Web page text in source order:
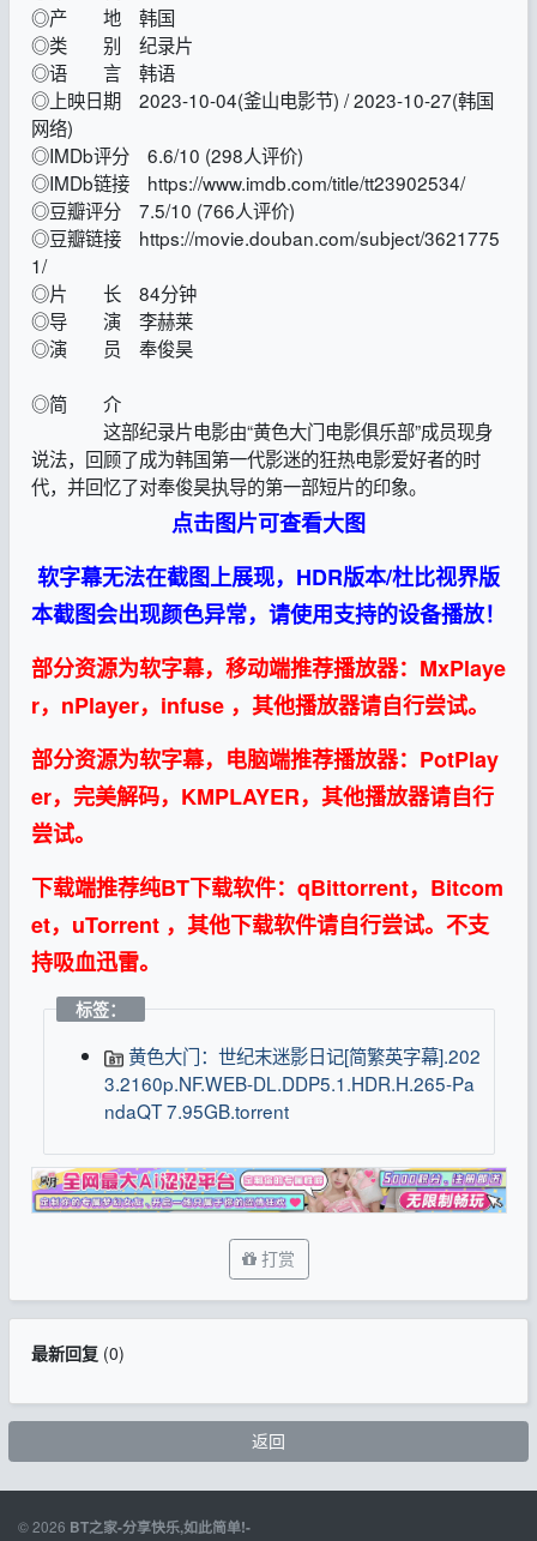
◎产 地 韩国
◎类 别 纪录片
◎语 言 韩语
◎上映日期 2023-10-04(釜山电影节) / 2023-10-27(韩国
网络)
◎IMDb评分 6.6/10 (298人评价)
◎IMDb链接 https://www.imdb.com/title/tt23902534/
◎豆瓣评分 7.5/10 (766人评价)
◎豆瓣链接 https://movie.douban.com/subject/3621775
1/
◎片 长 84分钟
◎导 演 李赫莱
◎演 员 奉俊昊
◎简 介
这部纪录片电影由“黄色大门电影俱乐部”成员现身
说法，回顾了成为韩国第一代影迷的狂热电影爱好者的时
代，并回忆了对奉俊昊执导的第一部短片的印象。
点击图片可查看大图
软字幕无法在截图上展现，HDR版本/杜比视界版
本截图会出现颜色异常，请使用支持的设备播放！
部分资源为软字幕，移动端推荐播放器：MxPlaye
r，nPlayer，infuse ，其他播放器请自行尝试。
部分资源为软字幕，电脑端推荐播放器：PotPlay
er，完美解码，KMPLAYER，其他播放器请自行
尝试。
下载端推荐纯BT下载软件：qBittorrent，Bitcom
et，uTorrent ，其他下载软件请自行尝试。不支
持吸血迅雷。
标签：
黄色大门：世纪末迷影日记[简繁英字幕].202
3.2160p.NF.WEB-DL.DDP5.1.HDR.H.265-Pa
ndaQT 7.95GB.torrent
打赏
最新回复(0)
返回
© 2026 BT之家-分享快乐,如此简单!-